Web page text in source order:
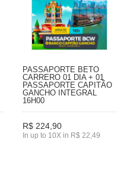
PASSAPORTE BETO
CARRERO 01 DIA + 01
PASSAPORTE CAPITÃO
GANCHO INTEGRAL
16H00
R$ 224,90
In up to 10X in R$ 22,49